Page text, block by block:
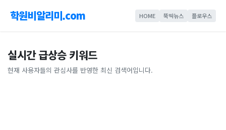
학원비알리미.com HOME 뚝딱뉴스 플로우스
실시간 급상승 키워드
현재 사용자들의 관심사를 반영한 최신 검색어입니다.